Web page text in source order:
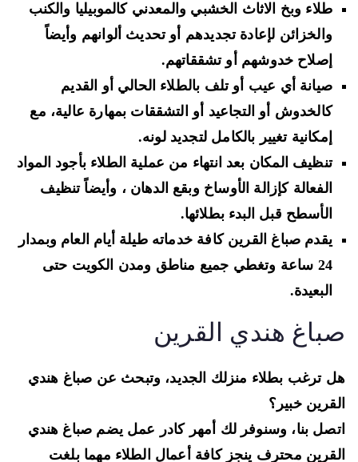
طلاء وبخ الاثاث الخشبي والمعدني كالموبيليا والكنب
والخزائن لإعادة تجديدهم أو تحديث ألوانهم وأيضاً
إصلاح خدوشهم أو تشققاتهم.
صيانة أي عيب أو تلف بالطلاء الحالي أو القديم
كالخدوش أو التجاعيد أو التشققات بمهارة عالية، مع
إمكانية تغيير بالكامل لتجديد لونه.
تنظيف المكان بعد انتهاء من عملية الطلاء بأجود المواد
الفعالة كإزالة الأوساخ وبقع الدهان ، وأيضاً تنظيف
الأسطح قبل البدء بطلائها.
يقدم صباغ القرين كافة خدماته طيلة أيام العام وبمدار
24 ساعة وتغطي جميع مناطق ومدن الكويت حتى
البعيدة.
هندي القرين
ترغب بطلاء منزلك الجديد، وتبحث عن صباغ هندي
خبير؟
بنا، وسنوفر لك أمهر كادر عمل يضم صباغ هندي
محترف ينجز كافة أعمال الطلاء مهما بلغت